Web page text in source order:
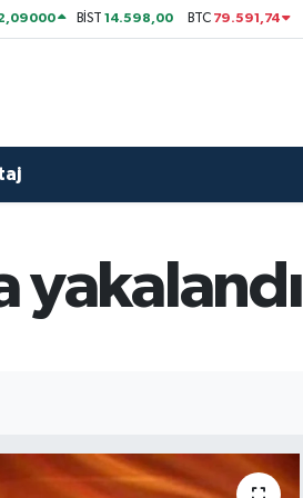
BİST14.598,00 BTC 79.591,74
yakalandı